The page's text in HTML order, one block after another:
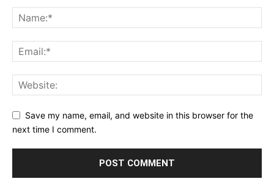
Save my name, email, and website in this browser for the
next time I comment.